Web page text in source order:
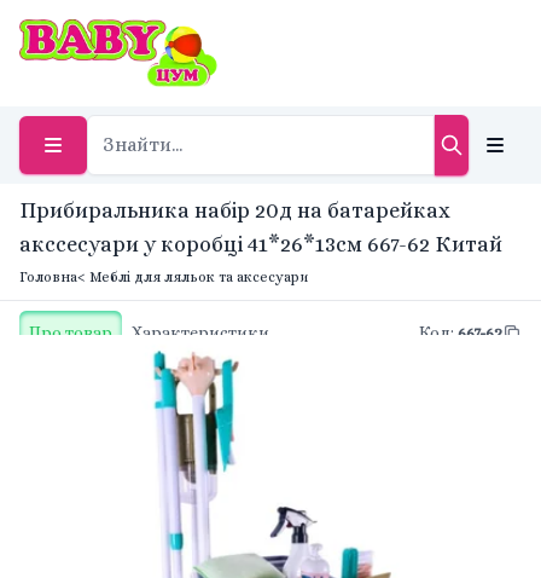
Прибиральника набір 20д на батарейках
акссесуари у коробці 41*26*13см 667-62 Китай
Головна< Меблі для ляльок та аксесуари
Про товар Характеристики Код: 667-62